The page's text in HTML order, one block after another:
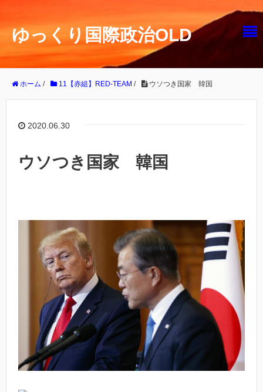
ゆっくり国際政治OLD
ホーム / 11【赤組】RED-TEAM / ウソつき国家 韓国
2020.06.30
ウソつき国家 韓国